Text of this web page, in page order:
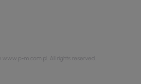
www.p-m.com.pl. All rights reserved.